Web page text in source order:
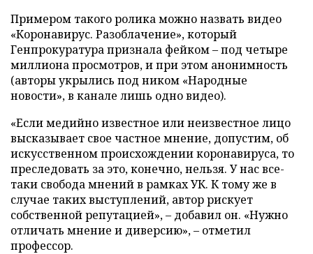
Примером такого ролика можно назвать видео
«Коронавирус. Разоблачение», который
Генпрокуратура признала фейком – под четыре
миллиона просмотров, и при этом анонимность
(авторы укрылись под ником «Народные
новости», в канале лишь одно видео).
«Если медийно известное или неизвестное лицо
высказывает свое частное мнение, допустим, об
искусственном происхождении коронавируса, то
преследовать за это, конечно, нельзя. У нас все-
таки свобода мнений в рамках УК. К тому же в
случае таких выступлений, автор рискует
собственной репутацией», – добавил он. «Нужно
отличать мнение и диверсию», – отметил
профессор.